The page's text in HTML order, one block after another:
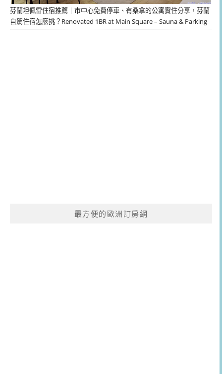
芬蘭坦佩雷住宿推薦｜市中心免費停車、有桑拿的公寓實住分享，芬蘭
自駕住宿怎麼挑？Renovated 1BR at Main Square – Sauna & Parking
最方便的歐洲訂房網